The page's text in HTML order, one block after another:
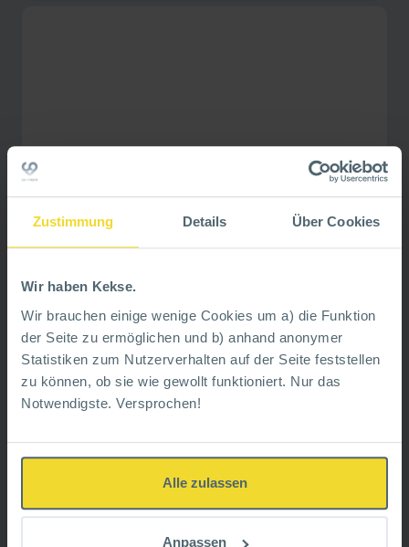
Zustimmung Details Über Cookies
Wir haben Kekse.
Wir brauchen einige wenige Cookies um a) die Funktion
der Seite zu ermöglichen und b) anhand anonymer
Statistiken zum Nutzerverhalten auf der Seite feststellen
zu können, ob sie wie gewollt funktioniert. Nur das
Notwendigste. Versprochen!
Alle zulassen
Anpassen
Der emotionale Rucksack
Der emotionale Rucksack – das sind die
schwierigen, unaufgearbeiteten Gefühle, die
jeder mit sich herumschleppt: Angst, Wut,
Trauer, Schmerz und andere mehr. Sie
belasten uns im Alltag, in der Beziehung und
Situationen eskalieren lassen. Vivian Dittmar,
diesem emotionalen Rucksack vor, sodass wir
endlich freier und mit weniger Ballast durchs
Leben gehen, ohne bei jeder Kleinigkeit aus
der Haut zu fahren. So wird es sogar in